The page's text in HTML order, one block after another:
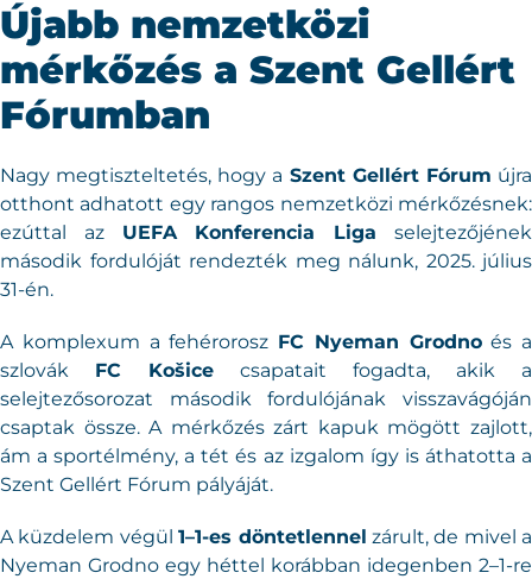
Újabb nemzetközi
mérkőzés a Szent Gellért
Fórumban
Nagy megtiszteltetés, hogy a Szent Gellért Fórum újra
otthont adhatott egy rangos nemzetközi mérkőzésnek:
ezúttal az UEFA Konferencia Liga selejtezőjének
második fordulóját rendezték meg nálunk, 2025. július
31-én.
A komplexum a fehérorosz FC Nyeman Grodnoés a
szlovák FC Košice csapatait fogadta, akik a
selejtezősorozat második fordulójának visszavágóján
csaptak össze. A mérkőzés zárt kapuk mögött zajlott,
ám a sportélmény, a tét és az izgalom így is áthatotta a
Szent Gellért Fórum pályáját.
A küzdelem végül1–1-es döntetlennel zárult, de mivel a
Nyeman Grodno egy héttel korábban idegenben 2–1-re